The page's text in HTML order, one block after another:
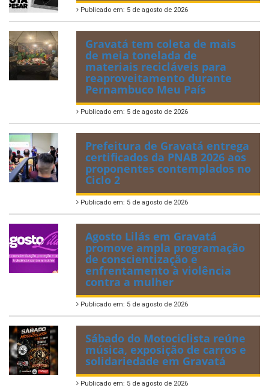
Publicado em: 5 de agosto de 2026
Gravatá tem coleta de mais
de meia tonelada de
materiais recicláveis para
reaproveitamento durante
Pernambuco Meu País
Publicado em: 5 de agosto de 2026
Prefeitura de Gravatá entrega
certificados da PNAB 2026 aos
proponentes contemplados no
Ciclo 2
Publicado em: 5 de agosto de 2026
Agosto Lilás em Gravatá
promove ampla programação
de conscientização e
enfrentamento à violência
contra a mulher
Publicado em: 5 de agosto de 2026
Sábado do Motociclista reúne
música, exposição de carros e
solidariedade em Gravatá
Publicado em: 5 de agosto de 2026